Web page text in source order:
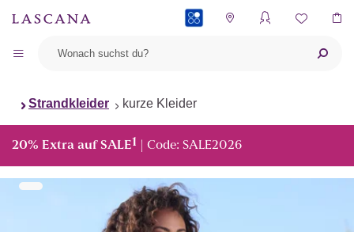
Strandkleider kurze Kleider
20% Extra auf SALE1 | Code: SALE2026